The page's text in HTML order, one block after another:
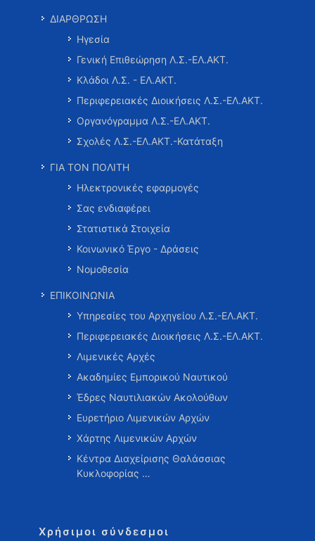
ΔΙΑΡΘΡΩΣΗ
Ηγεσία
Γενική Επιθεώρηση Λ.Σ.-ΕΛ.ΑΚΤ.
Κλάδοι Λ.Σ. - ΕΛ.ΑΚΤ.
Περιφερειακές Διοικήσεις Λ.Σ.-ΕΛ.ΑΚΤ.
Οργανόγραμμα Λ.Σ.-ΕΛ.ΑΚΤ.
Σχολές Λ.Σ.-ΕΛ.ΑΚΤ.-Κατάταξη
ΓΙΑ ΤΟΝ ΠΟΛΙΤΗ
Ηλεκτρονικές εφαρμογές
Σας ενδιαφέρει
Στατιστικά Στοιχεία
Κοινωνικό Έργο - Δράσεις
Νομοθεσία
ΕΠΙΚΟΙΝΩΝΙΑ
Υπηρεσίες του Αρχηγείου Λ.Σ.-ΕΛ.ΑΚΤ.
Περιφερειακές Διοικήσεις Λ.Σ.-ΕΛ.ΑΚΤ.
Λιμενικές Αρχές
Ακαδημίες Εμπορικού Ναυτικού
Έδρες Ναυτιλιακών Ακολούθων
Ευρετήριο Λιμενικών Αρχών
Χάρτης Λιμενικών Αρχών
Κέντρα Διαχείρισης Θαλάσσιας
Κυκλοφορίας …
Χρήσιμοι σύνδεσμοι